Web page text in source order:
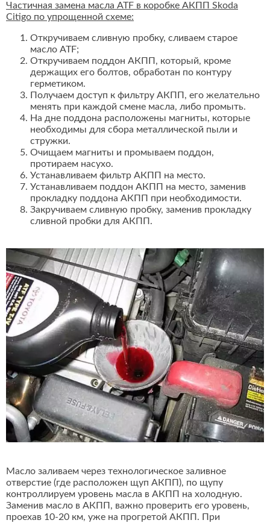
Частичная замена масла ATF в коробке АКПП Skoda
Citigo по упрощенной схеме:
Откручиваем сливную пробку, сливаем старое
масло ATF;
Откручиваем поддон АКПП, который, кроме
держащих его болтов, обработан по контуру
герметиком.
Получаем доступ к фильтру АКПП, его желательно
менять при каждой смене масла, либо промыть.
На дне поддона расположены магниты, которые
необходимы для сбора металлической пыли и
стружки.
Очищаем магниты и промываем поддон,
протираем насухо.
Устанавливаем фильтр АКПП на место.
Устанавливаем поддон АКПП на место, заменив
прокладку поддона АКПП при необходимости.
Закручиваем сливную пробку, заменив прокладку
сливной пробки для АКПП.
Масло заливаем через технологическое заливное
отверстие (где расположен щуп АКПП), по щупу
контроллируем уровень масла в АКПП на холодную.
Заменив масло в АКПП, важно проверить его уровень,
проехав 10-20 км, уже на прогретой АКПП. При